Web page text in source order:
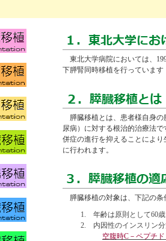
東北大学病院においては、
下膵腎同時移植を行っています
膵臓移植とは、患者様自身の
尿病）に対する根治的治療法
併症の進行を抑えることによ
に行われます。
膵臓移植の対象は、下記の条
1. 年齢は原則として60
2. 内因性のインスリン
空腹時C－ペプチド